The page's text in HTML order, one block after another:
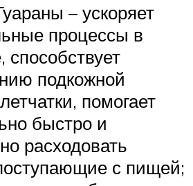
– ускоряет
процессы в
способствует
подкожной
помогает
быстро и
расходовать
с пищей;